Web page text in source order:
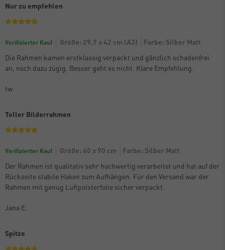
Nur zu empfehlen
Verifizierter Kauf Größe: 29,7 x 42 cm (A3)
Farbe: Silber Matt
Die Rahmen kamen erstklassig verpackt und gänzlich schadenfrei
an, noch dazu zügig. Besser geht es nicht. Klare Empfehlung.
tw
Toller Bilderrahmen
Verifizierter Kauf Größe: 60 x 90 cm
Farbe: Silber Matt
Der Rahmen ist qualitativ sehr hochwertig verarbeitet und hat auf der
Rückseite stabile Haken zum Aufhängen. Für den Versand war der
Rahmen mit genug Luftpolsterfolie sicher verpackt.
Jana E.
Spitze